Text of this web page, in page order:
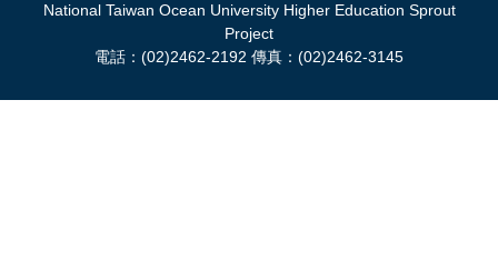
National Taiwan Ocean University Higher Education Sprout
Project
電話：(02)2462-2192 傳真：(02)2462-3145